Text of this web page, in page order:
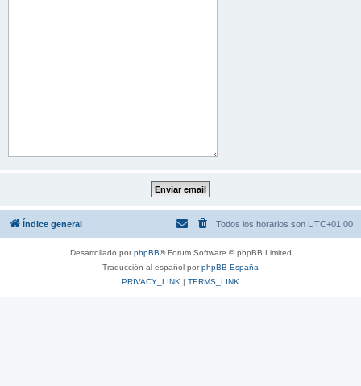
Índice general Todos los horarios son UTC+01:00
Desarrollado porphpBB® Forum Software © phpBB Limited
Traducción al español porphpBB España
PRIVACY_LINK | TERMS_LINK